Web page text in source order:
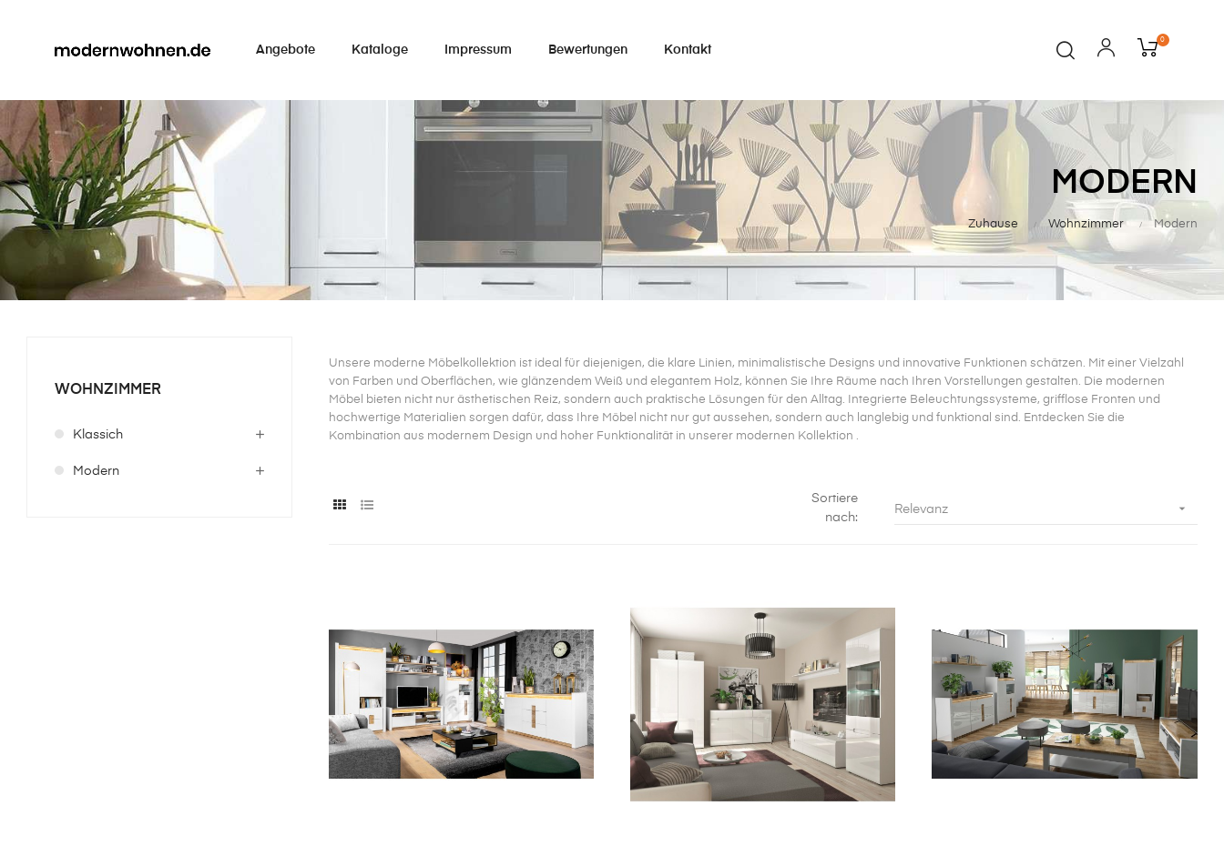
Angebote Kataloge Impressum Bewertungen Kontakt
0
MODERN
Zuhause Wohnzimmer Modern
WOHNZIMMER
Klassich
Modern
Unsere moderne Möbelkollektion ist ideal für diejenigen, die klare Linien, minimalistische Designs und innovative Funktionen schätzen. Mit einer Vielzahl
von Farben und Oberflächen, wie glänzendem Weiß und elegantem Holz, können Sie Ihre Räume nach Ihren Vorstellungen gestalten. Die modernen
Möbel bieten nicht nur ästhetischen Reiz, sondern auch praktische Lösungen für den Alltag. Integrierte Beleuchtungssysteme, grifflose Fronten und
hochwertige Materialien sorgen dafür, dass Ihre Möbel nicht nur gut aussehen, sondern auch langlebig und funktional sind. Entdecken Sie die
Kombination aus modernem Design und hoher Funktionalität in unserer modernen Kollektion .
Sortiere
nach:
Relevanz 